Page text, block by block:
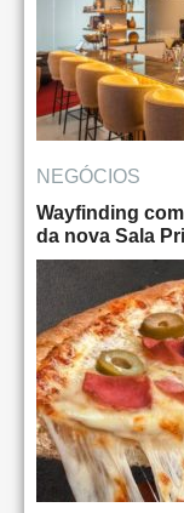
NEGÓCIOS
Wayfinding
da nova Sala